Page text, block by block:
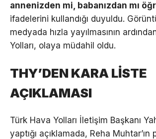
annenizden mi, babanızdan mı
ifadelerini kullandığı duyuldu.
medyada hızla yayılmasının
Yolları, olaya müdahil oldu.
THY’DEN KARA LİSTE
AÇIKLAMASI
Türk Hava Yolları İletişim Başkanı
yaptığı açıklamada, Reha Muhtar’ın